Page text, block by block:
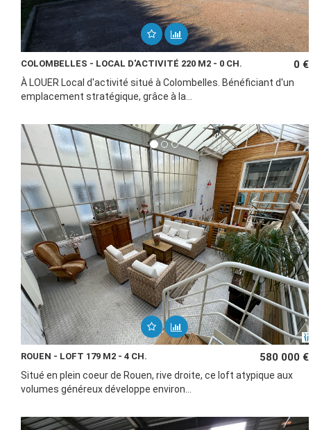
COLOMBELLES - LOCAL D'ACTIVITÉ 220 M2 - 0 CH. 0 €
À LOUER Local d'activité situé à Colombelles. Bénéficiant d'un
emplacement stratégique, grâce à la...
ROUEN - LOFT 179 M2 - 4 CH. 580 000 €
Situé en plein coeur de Rouen, rive droite, ce loft atypique aux
volumes généreux développe environ...